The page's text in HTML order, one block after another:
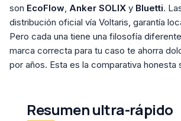
son EcoFlow, Anker SOLIX y Bluetti.
distribución oficial vía Voltaris, garantía
Pero cada una tiene una filosofía
marca correcta para tu caso te ahorra
por años. Esta es la comparativa honesta
Resumen ultra-rápido